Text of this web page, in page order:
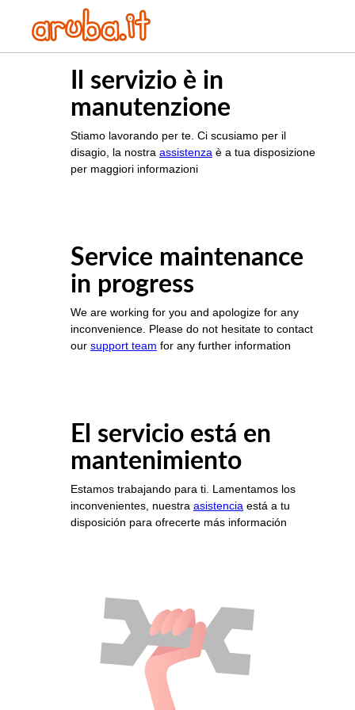
Il servizio è in
manutenzione
Stiamo lavorando per te. Ci scusiamo per il
disagio, la nostra assistenza è a tua disposizione
per maggiori informazioni
Service maintenance
in progress
We are working for you and apologize for any
inconvenience. Please do not hesitate to contact
our support team for any further information
El servicio está en
mantenimiento
Estamos trabajando para ti. Lamentamos los
inconvenientes, nuestra asistencia está a tu
disposición para ofrecerte más información